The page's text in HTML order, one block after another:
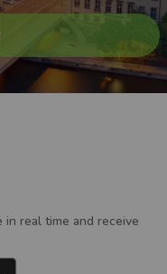
real time and receive